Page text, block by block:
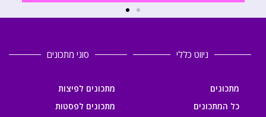
ניווט כללי
מתכונים
כל המתכונים
סוגי מתכונים
מתכונים לפיצות
מתכונים לפסטות